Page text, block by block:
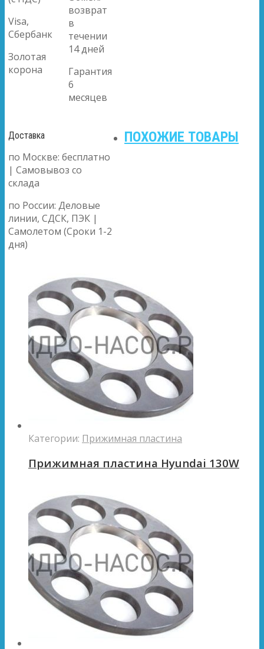
Visa,
Сбербанк
Золотая
корона
возврат
в
течении
14 дней
Гарантия
6
месяцев
Доставка
по Москве: бесплатно
| Самовывоз со
склада
по России: Деловые
линии, СДСК, ПЭК |
Самолетом (Сроки 1-2
дня)
ПОХОЖИЕ ТОВАРЫ
Категории: Прижимная пластина
Прижимная пластина Hyundai 130W